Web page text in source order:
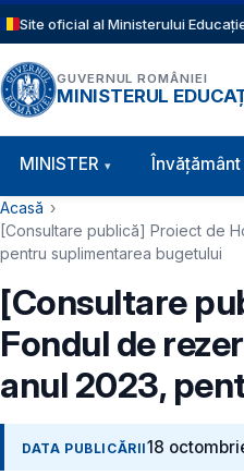
Sari la conținutul principal
Site oficial al Ministerului
GUVERNUL ROMÂNIEI
MINISTERUL
Navigație principală
MINISTER
Cale de navigare
Acasă
[Consultare publică] Proiect de
pentru suplimentarea bugetului
[Consultare
Fondul de
anul 2023,
DATA PUBLICĂRII18